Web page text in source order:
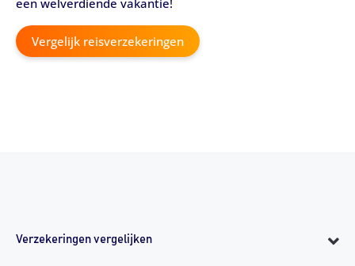
Vergelijk reisverzekeringen
Verzekeringen vergelijken